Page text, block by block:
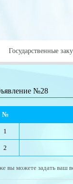
Государственные
№28
№
1
2
вы можете задать ваш